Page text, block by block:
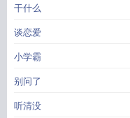
干什么
谈恋爱
小学霸
别问了
听清没